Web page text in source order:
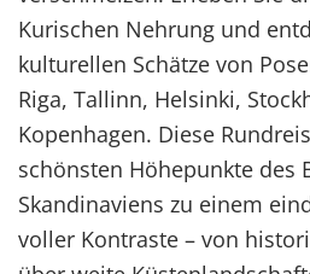
Kurischen Nehrung und
kulturellen Schätze von
Riga, Tallinn, Helsinki,
Kopenhagen. Diese
schönsten Höhepunkte des
Skandinaviens zu einem
voller Kontraste – von